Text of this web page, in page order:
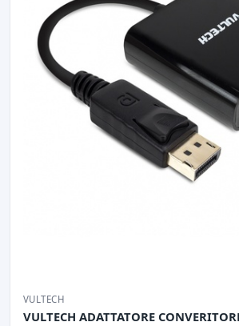
VULTECH
VULTECH ADATTATORE